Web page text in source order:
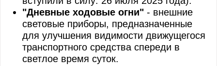
"Дневные ходовые огни" - внешние
световые приборы, предназначенные
для улучшения видимости движущегося
транспортного средства спереди в
светлое время суток.